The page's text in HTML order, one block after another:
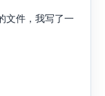
文件，我写了一